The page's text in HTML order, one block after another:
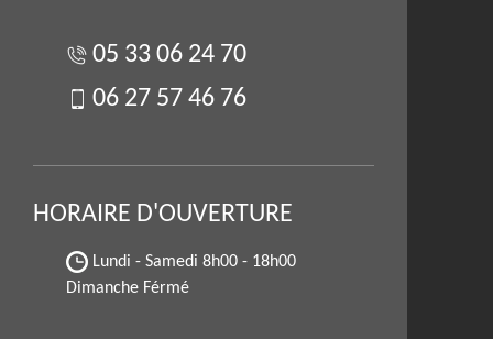
05 33 06 24 70
06 27 57 46 76
HORAIRE D'OUVERTURE
Lundi - Samedi 8h00 - 18h00
Dimanche Férmé